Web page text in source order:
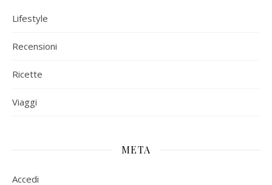
Lifestyle
Recensioni
Ricette
Viaggi
META
Accedi